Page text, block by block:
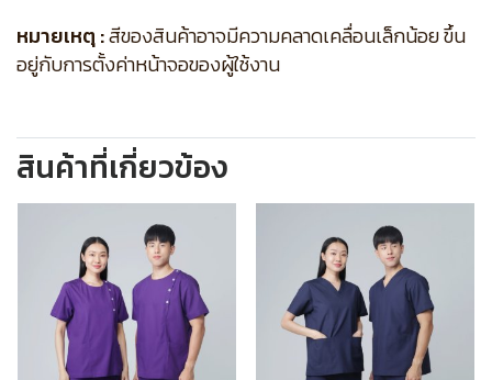
หมายเหตุ :สีของสินค้าอาจมีความคลาดเคลื่อนเล็กน้อย ขึ้น
อยู่กับการตั้งค่าหน้าจอของผู้ใช้งาน
สินค้าที่เกี่ยวข้อง